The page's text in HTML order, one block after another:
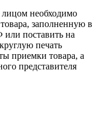
необходимо
заполненную в
или поставить на
печать
приемки товара, а
представителя